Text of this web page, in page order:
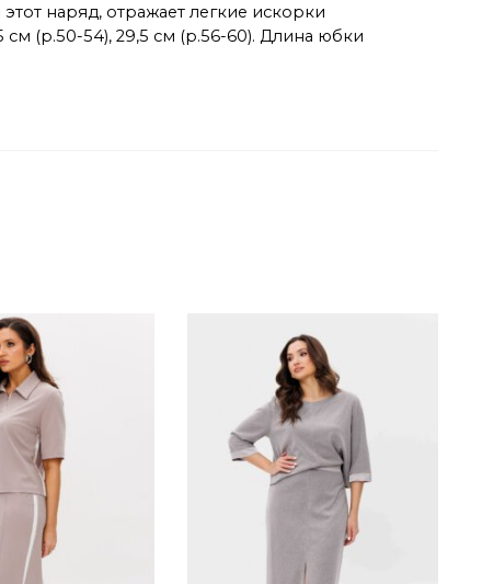
наряд, отражает легкие искорки
см (р.50-54), 29,5 см (р.56-60). Длина юбки